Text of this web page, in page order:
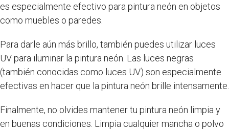
es especialmente efectivo para pintura neón en objetos
como muebles o paredes.
Para darle aún más brillo, también puedes utilizar luces
UV para iluminar la pintura neón. Las luces negras
(también conocidas como luces UV) son especialmente
efectivas en hacer que la pintura neón brille intensamente.
Finalmente, no olvides mantener tu pintura neón limpia y
en buenas condiciones. Limpia cualquier mancha o polvo